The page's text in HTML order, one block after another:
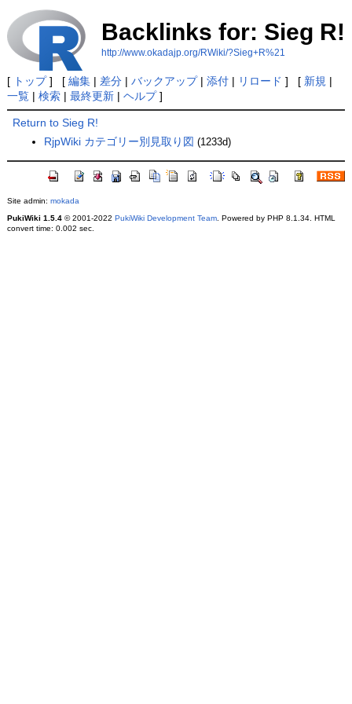
Backlinks for: Sieg R!
http://www.okadajp.org/RWiki/?Sieg+R%21
[ トップ] [ 編集| 差分| バックアップ| 添付| リロード ] [ 新規 |
一覧| 検索| 最終更新| ヘルプ]
Return to Sieg R!
RjpWiki カテゴリー別見取り図 (1233d)
Site admin: mokada
PukiWiki 1.5.4© 2001-2022 PukiWiki Development Team. Powered by PHP 8.1.34. HTML
convert time: 0.002 sec.